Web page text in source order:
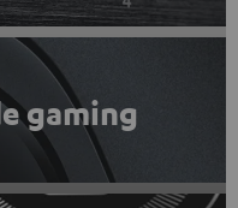
gaming